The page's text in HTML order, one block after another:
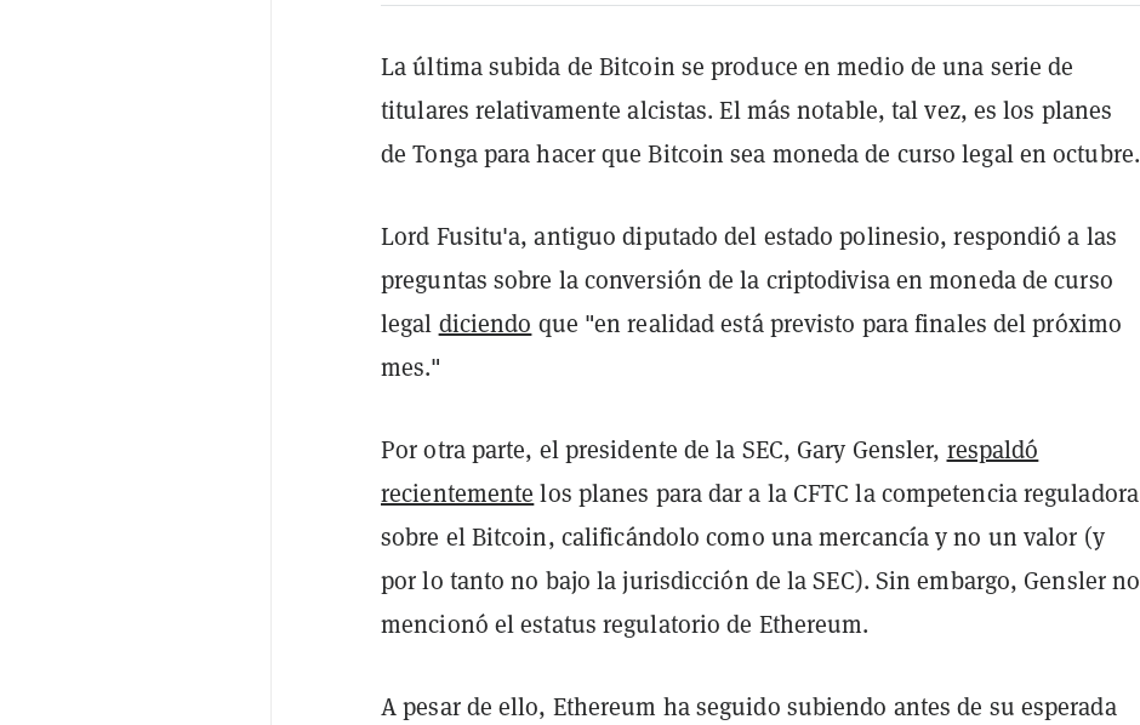
La última subida de Bitcoin se produce en medio de una serie de
titulares relativamente alcistas. El más notable, tal vez, es los planes
de Tonga para hacer que Bitcoin sea moneda de curso legal en octubre.
Lord Fusitu'a, antiguo diputado del estado polinesio, respondió a las
preguntas sobre la conversión de la criptodivisa en moneda de curso
legal diciendo que "en realidad está previsto para finales del próximo
mes."
Por otra parte, el presidente de la SEC, Gary Gensler, respaldó
recientemente los planes para dar a la CFTC la competencia reguladora
sobre el Bitcoin, calificándolo como una mercancía y no un valor (y
por lo tanto no bajo la jurisdicción de la SEC). Sin embargo, Gensler no
mencionó el estatus regulatorio de Ethereum.
A pesar de ello, Ethereum ha seguido subiendo antes de su esperada